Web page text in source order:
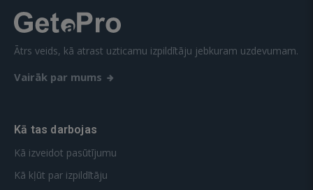
Ātrs veids, kā atrast uzticamu izpildītāju jebkuram uzdevumam.
Vairāk par mums
Kā tas darbojas
Kā izveidot pasūtījumu
Kā kļūt par izpildītāju